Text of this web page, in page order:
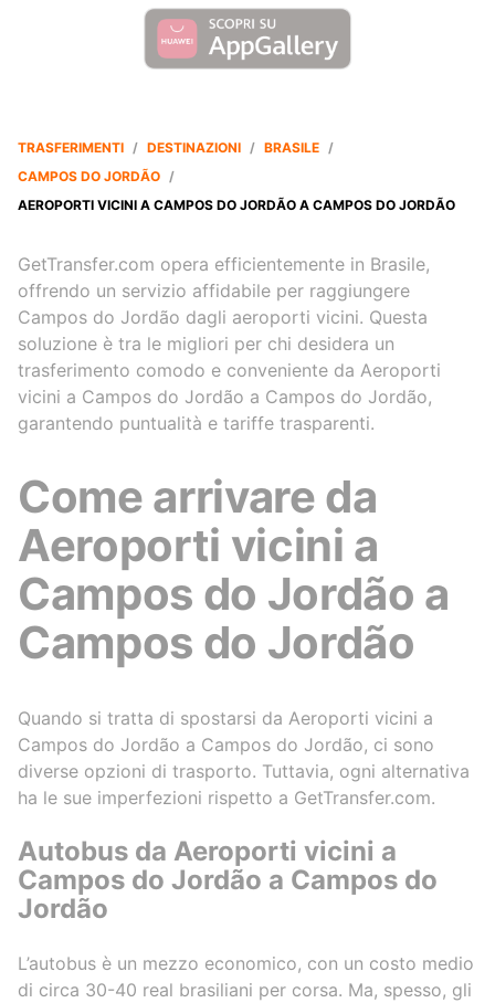
TRASFERIMENTI / DESTINAZIONI / BRASILE /
CAMPOS DO JORDÃO /
AEROPORTI VICINI A CAMPOS DO JORDÃO A CAMPOS DO JORDÃO
GetTransfer.com opera efficientemente in Brasile,
offrendo un servizio affidabile per raggiungere
Campos do Jordão dagli aeroporti vicini. Questa
soluzione è tra le migliori per chi desidera un
trasferimento comodo e conveniente da Aeroporti
vicini a Campos do Jordão a Campos do Jordão,
garantendo puntualità e tariffe trasparenti.
Come arrivare da
Aeroporti vicini a
Campos do Jordão a
Campos do Jordão
Quando si tratta di spostarsi da Aeroporti vicini a
Campos do Jordão a Campos do Jordão, ci sono
diverse opzioni di trasporto. Tuttavia, ogni alternativa
ha le sue imperfezioni rispetto a GetTransfer.com.
Autobus da Aeroporti vicini a
Campos do Jordão a Campos do
Jordão
L’autobus è un mezzo economico, con un costo medio
di circa 30-40 real brasiliani per corsa. Ma, spesso, gli